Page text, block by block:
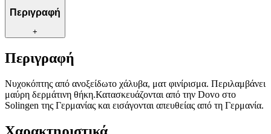
Περιγραφή
+
Περιγραφή
Νυχοκόπτης από ανοξείδωτο χάλυβα, ματ φινίρισμα. Περιλαμβάνει
μαύρη δερμάτινη θήκη.Κατασκευάζονται από την Dovo στο
Solingen της Γερμανίας και εισάγονται απευθείας από τη Γερμανία.